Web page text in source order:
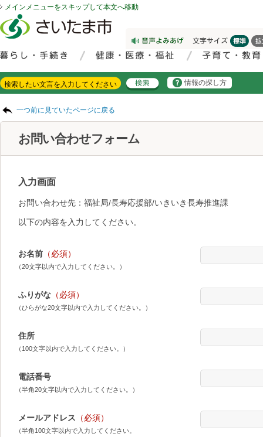
メインメニューをスキップして本文へ移動
情報の探し方
一つ前に見ていたページに戻る
お問い合わせフォーム
入力画面
お問い合わせ先：福祉局/長寿応援部/いきいき長寿推進課
以下の内容を入力してください。
お名前 （必須）
（20文字以内で入力してください。）
ふりがな （必須）
（ひらがな20文字以内で入力してください。）
住所
（100文字以内で入力してください。）
電話番号
（半角20文字以内で入力してください。）
メールアドレス （必須）
（半角100文字以内で入力してください。